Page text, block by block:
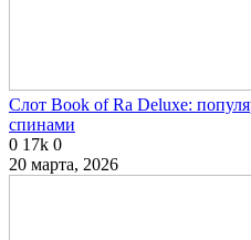
Слот Book of Ra Deluxe:
спинами
0 17k 0
20 марта, 2026